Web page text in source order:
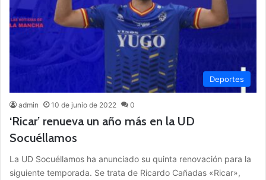
Deportes
admin 10 de junio de 2022 0
‘Ricar’ renueva un año más en la UD
Socuéllamos
La UD Socuéllamos ha anunciado su quinta renovación para la
siguiente temporada. Se trata de Ricardo Cañadas «Ricar»,